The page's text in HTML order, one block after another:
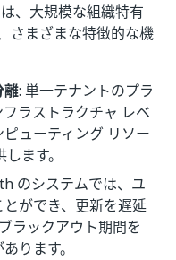
、大規模な組織特有
さまざまな特徴的な機
離: 単一テナントのプラ
ラストラクチャ レベ
ューティング リソー
ます。
のシステムでは、ユ
ができ、更新を遅延
ラックアウト期間を
ります。